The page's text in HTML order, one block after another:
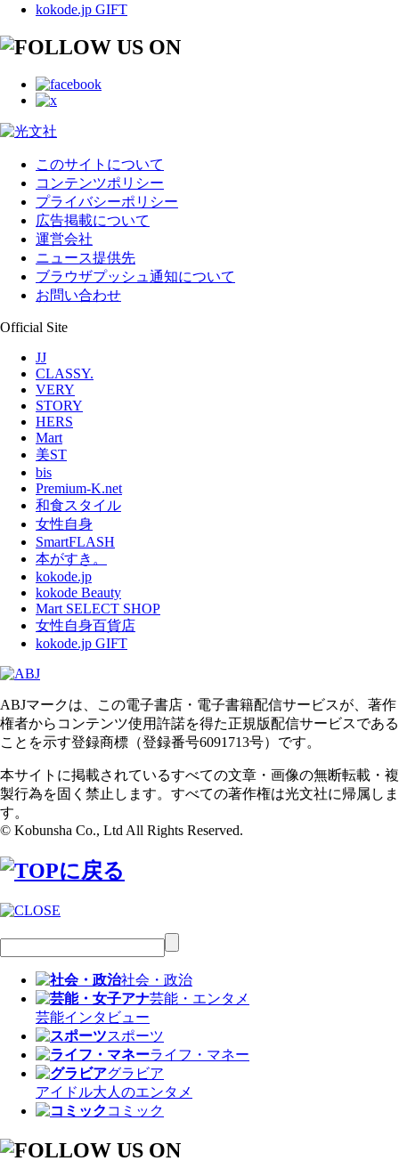
kokode.jp GIFT
このサイトについて
コンテンツポリシー
プライバシーポリシー
広告掲載について
運営会社
ニュース提供先
ブラウザプッシュ通知について
お問い合わせ
Official Site
JJ
CLASSY.
VERY
STORY
HERS
Mart
美ST
bis
Premium-K.net
和食スタイル
女性自身
SmartFLASH
本がすき。
kokode.jp
kokode Beauty
Mart SELECT SHOP
女性自身百貨店
kokode.jp GIFT
ABJマークは、この電子書店・電子書籍配信サービスが、著作
権者からコンテンツ使用許諾を得た正規版配信サービスである
ことを示す登録商標（登録番号6091713号）です。
本サイトに掲載されているすべての文章・画像の無断転載・複
製行為を固く禁止します。すべての著作権は光文社に帰属しま
す。
© Kobunsha Co., Ltd All Rights Reserved.
社会・政治
芸能・エンタメ
芸能インタビュー
スポーツ
ライフ・マネー
グラビア
アイドル大人のエンタメ
コミック